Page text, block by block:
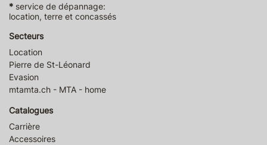
* service de dépannage:
location, terre et concassés
Secteurs
Location
Pierre de St-Léonard
Evasion
mtamta.ch - MTA - home
Catalogues
Carrière
Accessoires